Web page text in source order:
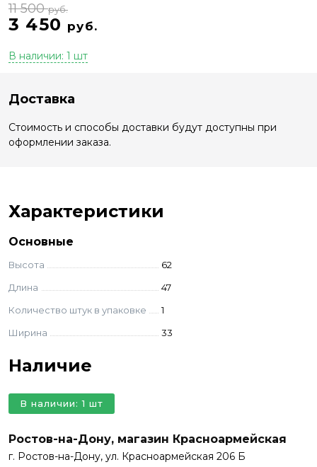
3 450 руб.
11 500руб.
В наличии: 1 шт
Доставка
Стоимость и способы доставки будут доступны при
оформлении заказа.
Характеристики
Основные
Высота
62
Длина
47
Количество штук в упаковке
1
Ширина
33
Наличие
Ростов-на-Дону, магазин Красноармейская
г. Ростов-на-Дону, ул. Красноармейская 206 Б
В наличии: 1 шт